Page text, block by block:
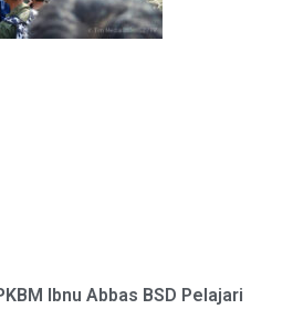
Ibnu Abbas BSD Pelajari